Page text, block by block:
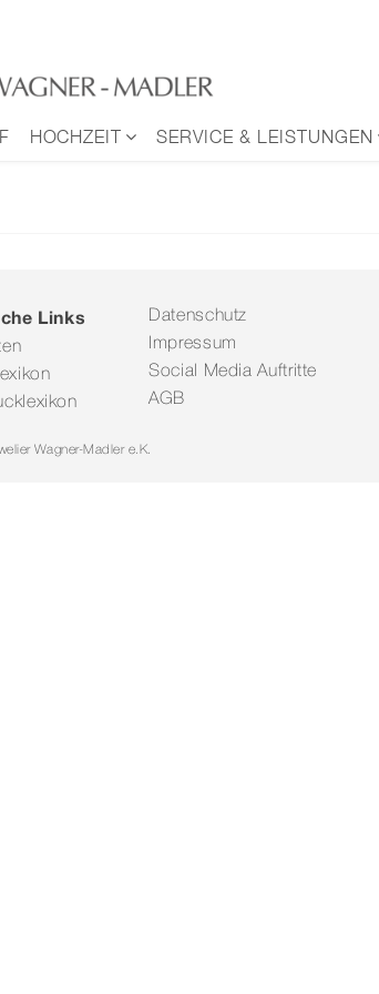
HOCHZEIT SERVICE & LEISTUNGEN
Links
Datenschutz
Impressum
Social Media Auftritte
AGB
Wagner-Madler e.K.